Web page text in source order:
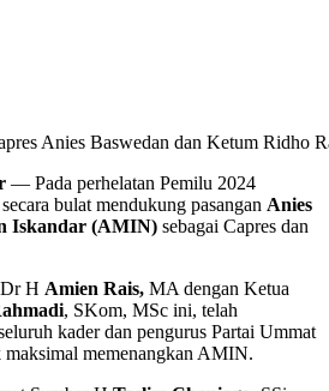
Anies Baswedan dan Ketum Ridho
— Pada perhelatan Pemilu 2024
bulat mendukung pasangan Anies
Iskandar (AMIN) sebagai Capres dan
H Amien Rais, MA dengan Ketua
, SKom, MSc ini, telah
kader dan pengurus Partai Ummat
memenangkan AMIN.